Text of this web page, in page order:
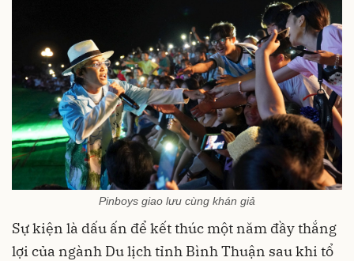
Pinboys giao lưu cùng khán giả
Sự kiện là dấu ấn để kết thúc một năm đầy thắng
lợi của ngành Du lịch tỉnh Bình Thuận sau khi tổ